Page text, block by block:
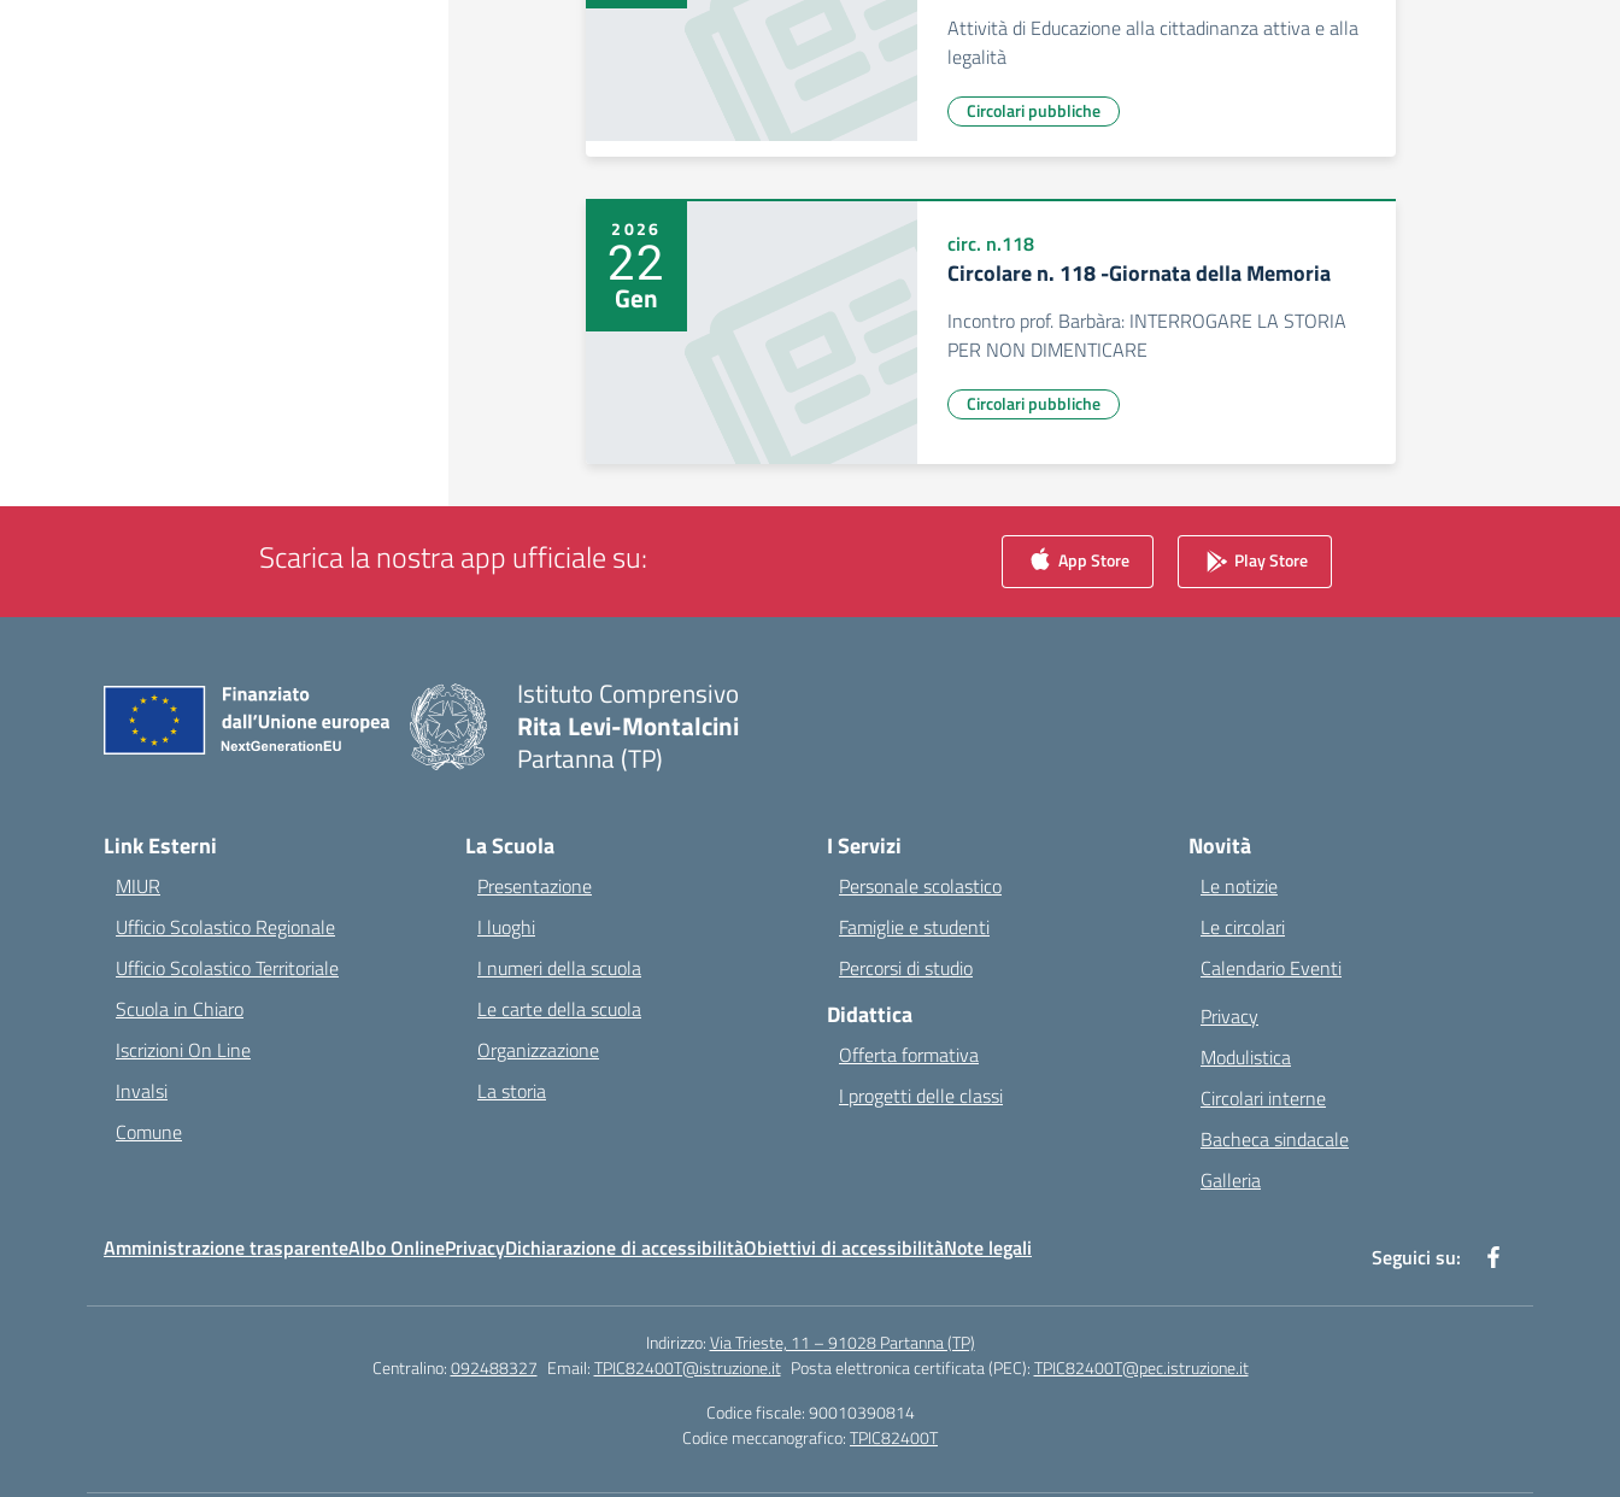
Attività di Educazione alla cittadinanza attiva e alla
legalità
Circolari pubbliche
2026
22
Gen
circ. n.118
Circolare n. 118 -Giornata della Memoria
Incontro prof. Barbàra: INTERROGARE LA STORIA
PER NON DIMENTICARE
Circolari pubbliche
Scarica la nostra app ufficiale su: App Store Play Store
Istituto Comprensivo
Rita Levi-Montalcini
Partanna (TP)
Link Esterni
MIUR
Ufficio Scolastico Regionale
Ufficio Scolastico Territoriale
Scuola in Chiaro
Iscrizioni On Line
Invalsi
Comune
La Scuola
Presentazione
I luoghi
I numeri della scuola
Le carte della scuola
Organizzazione
La storia
I Servizi
Personale scolastico
Famiglie e studenti
Percorsi di studio
Didattica
Offerta formativa
I progetti delle classi
Novità
Le notizie
Le circolari
Calendario Eventi
Privacy
Modulistica
Circolari interne
Bacheca sindacale
Galleria
Amministrazione trasparenteAlbo OnlinePrivacyDichiarazione di accessibilitàObiettivi di accessibilitàNote legali Seguici su:
Indirizzo:Via Trieste, 11 – 91028 Partanna (TP)
Centralino:092488327 Email:TPIC82400T@istruzione.it Posta elettronica certificata (PEC):TPIC82400T@pec.istruzione.it
Codice fiscale: 90010390814
Codice meccanografico:TPIC82400T